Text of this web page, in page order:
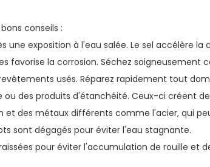
conseils :
exposition à l'eau salée. Le sel accélère la
favorise la corrosion. Séchez soigneusement
usés. Réparez rapidement tout
des produits d'étanchéité. Ceux-ci créent
des métaux différents comme l'acier, qui
sont dégagés pour éviter l'eau stagnante.
pour éviter l'accumulation de rouille et